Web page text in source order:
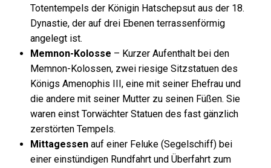
Totentempels der Königin Hatschepsut aus der 18.
Dynastie, der auf drei Ebenen terrassenförmig
angelegt ist.
Memnon-Kolosse – Kurzer Aufenthalt bei den
Memnon-Kolossen, zwei riesige Sitzstatuen des
Königs Amenophis III, eine mit seiner Ehefrau und
die andere mit seiner Mutter zu seinen Füßen. Sie
waren einst Torwächter Statuen des fast gänzlich
zerstörten Tempels.
Mittagessen auf einer Feluke (Segelschiff) bei
einer einstündigen Rundfahrt und Überfahrt zum